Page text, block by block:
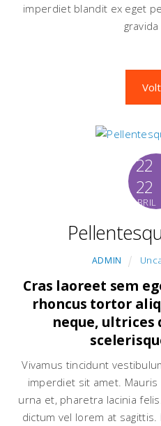
imperdiet blandit ex eget
22
22
ABRIL
ADMIN
Cras laoreet sem
rhoncus tortor
neque, ultrices
Vivamus tincidunt
imperdiet sit amet.
urna et, pharetra lacinia
dictum vel lorem at